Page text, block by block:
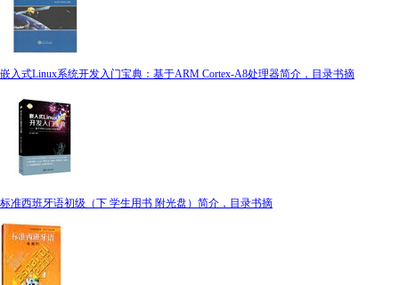
嵌入式Linux系统开发入门宝典：基于ARM Cortex-A8处理器简介，目录书摘
标准西班牙语初级（下 学生用书 附光盘）简介，目录书摘